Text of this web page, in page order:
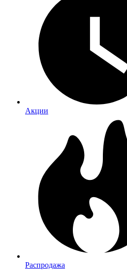
Акции
Распродажа